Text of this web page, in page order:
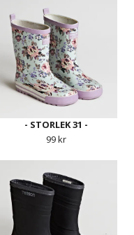
- STORLEK 31 -
99 kr